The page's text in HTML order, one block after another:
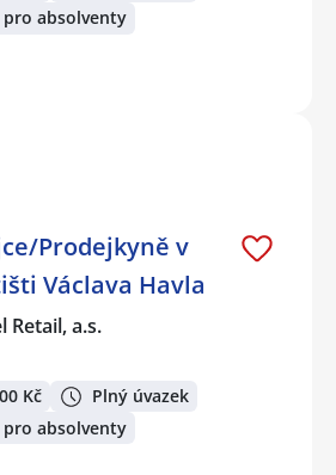
absolventy
Prodejkyně v
Václava Havla
Retail, a.s.
Kč
Plný úvazek
absolventy